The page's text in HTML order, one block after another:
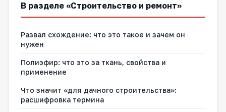
В разделе «Строительство и ремонт»
Развал схождение: что это такое и зачем он
нужен
Полиэфир: что это за ткань, свойства и
применение
Что значит «для дачного строительства»:
расшифровка термина